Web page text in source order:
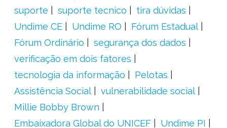
suporte
suporte tecnico
tira dúvidas
Undime CE
Undime RO
Fórum Estadual
Fórum Ordinário
segurança dos dados
verificação em dois fatores
tecnologia da informação
Pelotas
Assistência Social
vulnerabilidade social
Millie Bobby Brown
Embaixadora Global do UNICEF
Undime PI